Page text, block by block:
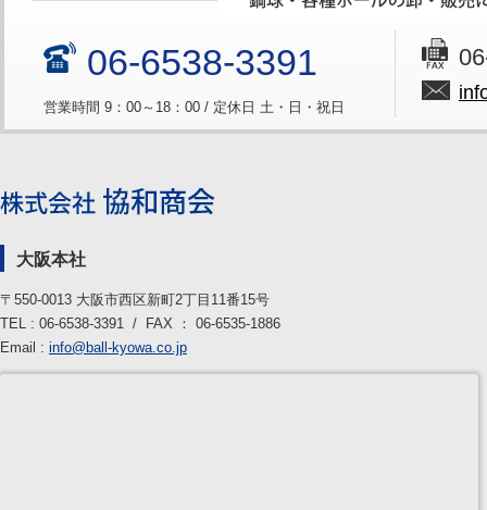
06-6538-3391
営業時間 9：00～18：00 / 定休日 土・日・祝日
大阪本社
〒550-0013 大阪市西区新町2丁目11番15号
TEL : 06-6538-3391 / FAX ： 06-6535-1886
Email : info@ball-kyowa.co.jp